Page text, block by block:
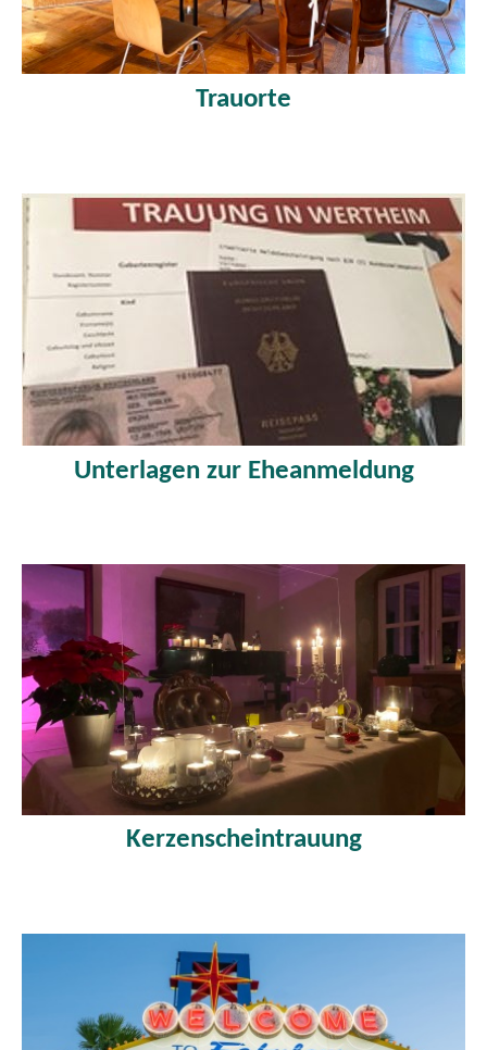
Trauorte
Unterlagen zur Eheanmeldung
Kerzenscheintrauung